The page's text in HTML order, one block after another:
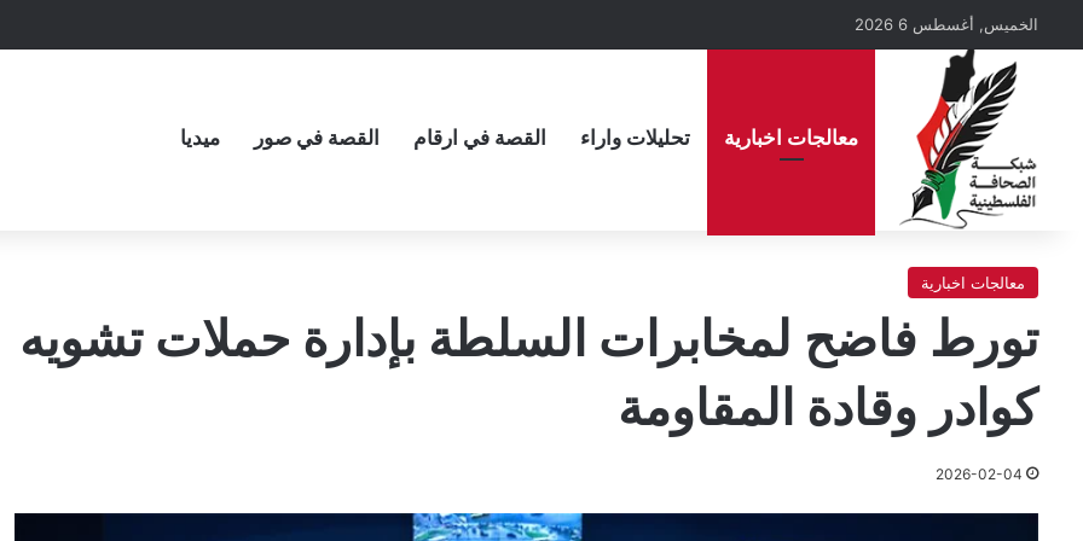
الخميس, أغسطس 6 2026
معالجات اخبارية تحليلات واراء القصة في ارقام القصة في صور ميديا
معالجات اخبارية
تورط فاضح لمخابرات السلطة بإدارة حملات تشويه
كوادر وقادة المقاومة
2026-02-04